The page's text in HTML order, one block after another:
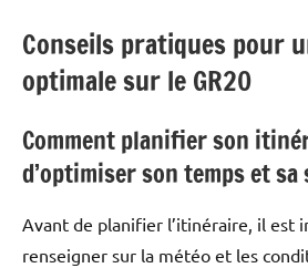
Conseils pratiques pour
optimale sur le GR20
Comment planifier son
d’optimiser son temps et
Avant de planifier l’itinéraire, il est
renseigner sur la météo et les